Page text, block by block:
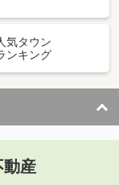
気タウン
ンキング
産